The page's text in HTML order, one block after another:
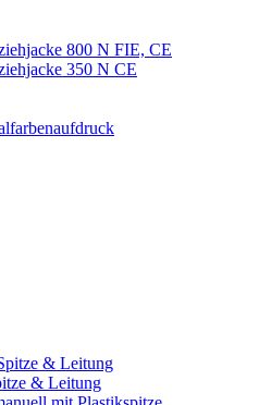
800 N FIE, CE
350 N CE
& Leitung
& Leitung